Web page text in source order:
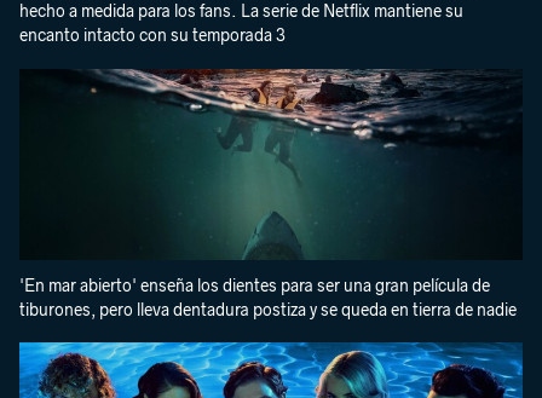
hecho a medida para los fans. La serie de Netflix mantiene su
encanto intacto con su temporada 3
'En mar abierto' enseña los dientes para ser una gran película de
tiburones, pero lleva dentadura postiza y se queda en tierra de nadie